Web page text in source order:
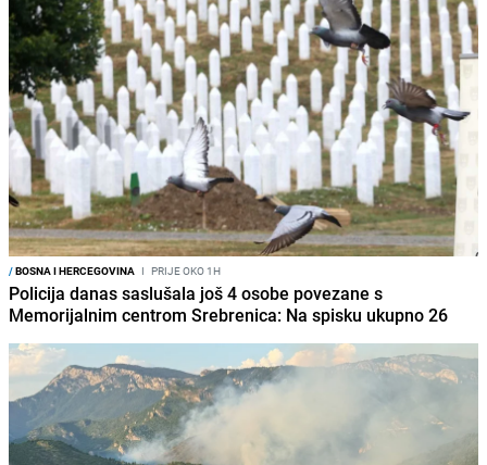
/BOSNA I HERCEGOVINA I PRIJE OKO 1H
Policija danas saslušala još 4 osobe povezane s
Memorijalnim centrom Srebrenica: Na spisku ukupno 26